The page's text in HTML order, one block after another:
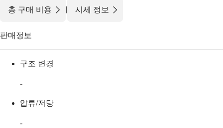
총 구매 비용 | 시세 정보
판매정보
구조 변경
-
압류/저당
-